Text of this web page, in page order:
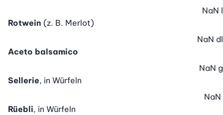
Rotwein (z. B. Merlot)
NaN l
Aceto balsamico
NaN dl
Sellerie, in Würfeln
NaN g
Rüebli, in Würfeln
NaN